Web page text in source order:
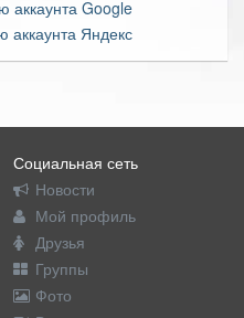
Социальная сеть
Новости
Мой профиль
Друзья
Группы
Фото